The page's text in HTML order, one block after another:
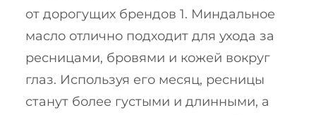
от дорогущих брендов 1. Миндальное
масло отлично подходит для ухода за
ресницами, бровями и кожей вокруг
глаз. Используя его месяц, ресницы
станут более густыми и длинными, а